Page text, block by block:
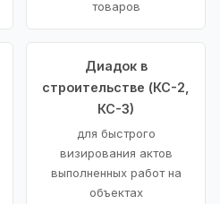
товаров
Диадок в
строительстве (КС-2,
КС-3)
для быстрого
визирования актов
выполненных работ на
объектах